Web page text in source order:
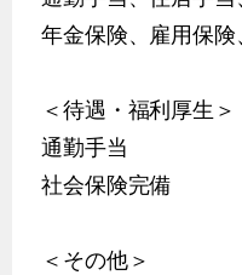
年金保険、雇用保
＜待遇・福利厚生＞
通勤手当
社会保険完備
＜その他＞